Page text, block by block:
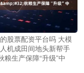
股票配资平台吗 大模
机成田间地头新帮手
粮生产保障“升级”中